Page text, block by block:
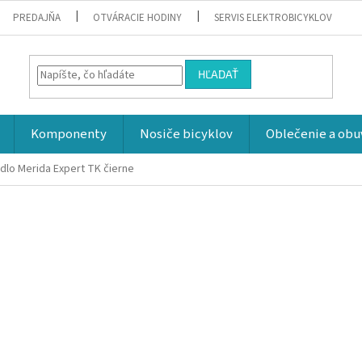
PREDAJŇA OTVÁRACIE HODINY SERVIS ELEKTROBICYKLOV
HĽADAŤ
Komponenty Nosiče bicyklov Oblečenie a
Merida Expert TK čierne